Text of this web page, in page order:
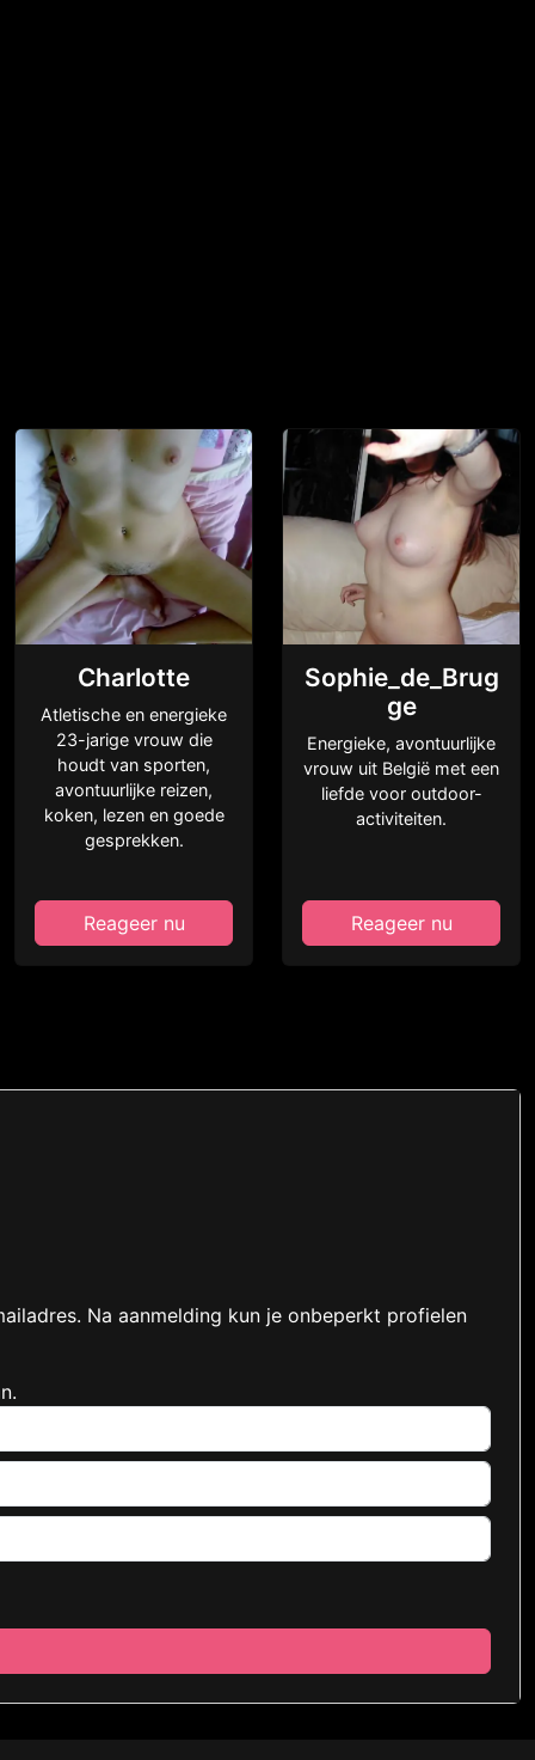
Charlotte
Atletische en energieke
23-jarige vrouw die
houdt van sporten,
avontuurlijke reizen,
koken, lezen en goede
gesprekken.
Reageer nu
Sophie_de_Brug
ge
Energieke, avontuurlijke
vrouw uit België met een
liefde voor outdoor-
activiteiten.
Reageer nu
Na aanmelding kun je onbeperkt profielen